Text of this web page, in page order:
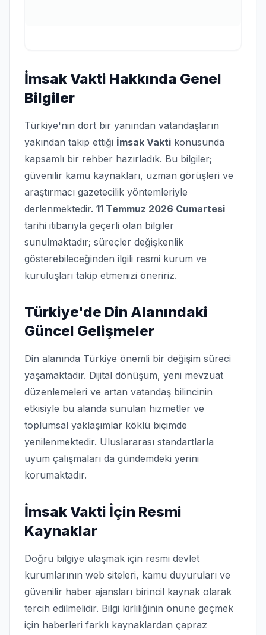
İmsak Vakti Hakkında Genel
Bilgiler
Türkiye'nin dört bir yanından vatandaşların
yakından takip ettiği İmsak Vakti konusunda
kapsamlı bir rehber hazırladık. Bu bilgiler;
güvenilir kamu kaynakları, uzman görüşleri ve
araştırmacı gazetecilik yöntemleriyle
derlenmektedir. 11 Temmuz 2026 Cumartesi
tarihi itibarıyla geçerli olan bilgiler
sunulmaktadır; süreçler değişkenlik
gösterebileceğinden ilgili resmi kurum ve
kuruluşları takip etmenizi öneririz.
Türkiye'de Din Alanındaki
Güncel Gelişmeler
Din alanında Türkiye önemli bir değişim süreci
yaşamaktadır. Dijital dönüşüm, yeni mevzuat
düzenlemeleri ve artan vatandaş bilincinin
etkisiyle bu alanda sunulan hizmetler ve
toplumsal yaklaşımlar köklü biçimde
yenilenmektedir. Uluslararası standartlarla
uyum çalışmaları da gündemdeki yerini
korumaktadır.
İmsak Vakti İçin Resmi
Kaynaklar
Doğru bilgiye ulaşmak için resmi devlet
kurumlarının web siteleri, kamu duyuruları ve
güvenilir haber ajansları birincil kaynak olarak
tercih edilmelidir. Bilgi kirliliğinin önüne geçmek
için haberleri farklı kaynaklardan çapraz